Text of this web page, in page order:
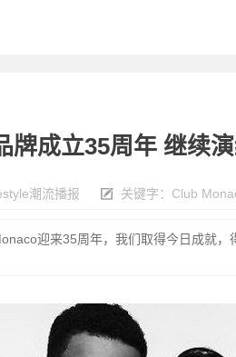
成立35周年 继续
潮流播报 关键字： Club
迎来35周年，我们取得今日成就，